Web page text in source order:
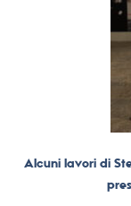
Alcuni lavori di